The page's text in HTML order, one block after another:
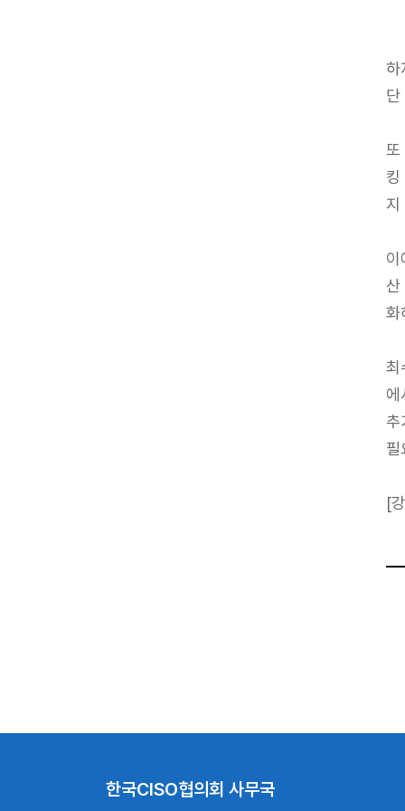
하
단
또
킹
지
이
산
화
최
에
추
필
[
한국CISO협의회 사무국